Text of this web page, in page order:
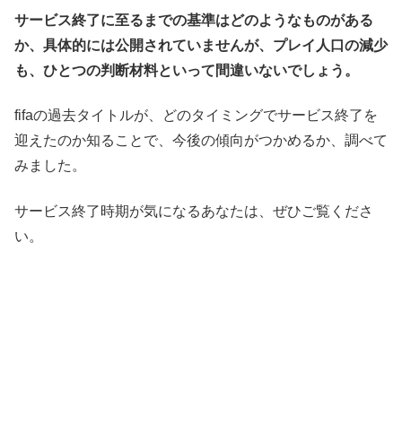
サービス終了に至るまでの基準はどのようなものがある
か、具体的には公開されていませんが、プレイ人口の減少
も、ひとつの判断材料といって間違いないでしょう。
fifaの過去タイトルが、どのタイミングでサービス終了を
迎えたのか知ることで、今後の傾向がつかめるか、調べて
みました。
サービス終了時期が気になるあなたは、ぜひご覧くださ
い。